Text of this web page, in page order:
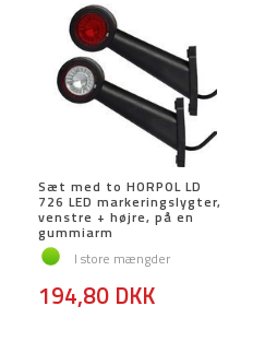
Sæt med to HORPOL LD
726 LED markeringslygter,
venstre + højre, på en
gummiarm
I store mængder
194,80 DKK